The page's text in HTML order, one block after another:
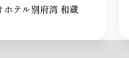
ホテル別府湾 和蔵